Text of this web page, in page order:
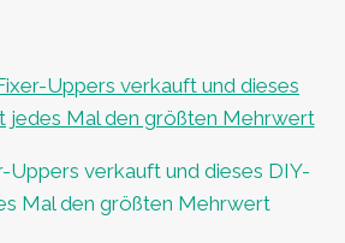
Uppers verkauft und dieses DIY-
Mal den größten Mehrwert